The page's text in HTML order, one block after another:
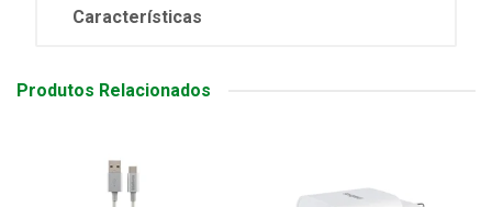
Características
Produtos Relacionados